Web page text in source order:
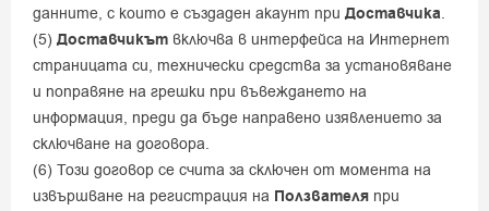
данните, с които е създаден акаунт при Доставчика.
(5) Доставчикът включва в интерфейса на Интернет
страницата си, технически средства за установяване
и поправяне на грешки при въвеждането на
информация, преди да бъде направено изявлението за
сключване на договора.
(6) Този договор се счита за сключен от момента на
извършване на регистрация на Ползвателя при